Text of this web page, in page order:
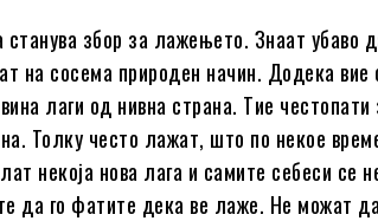
збор за лажењето. Знаат убаво
на сосема природен начин. Додека вие
лаги од нивна страна. Тие честопати
Толку често лажат, што по некое
некоја нова лага и самите себеси се
да го фатите дека ве лаже. Не можат